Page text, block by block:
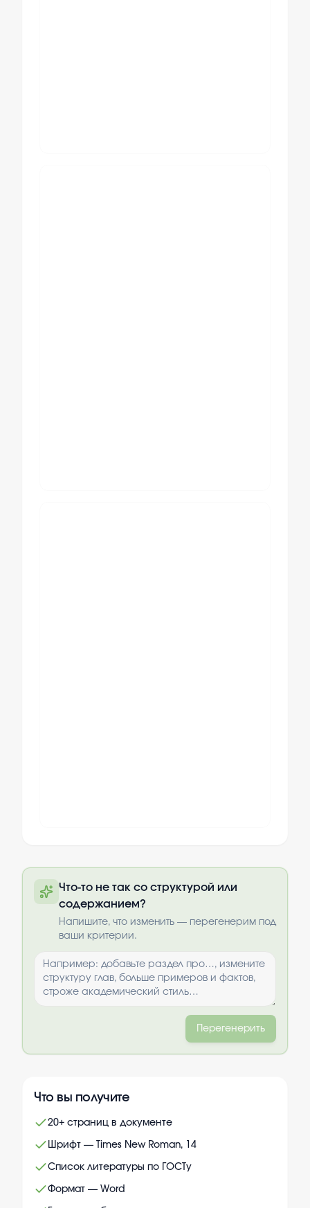
оплаты
Что-то не так со структурой или
содержанием?
Напишите, что изменить — перегенерим под
ваши критерии.
Перегенерить
Что вы получите
20+ страниц в документе
Шрифт — Times New Roman, 14
Список литературы по ГОСТу
Формат — Word